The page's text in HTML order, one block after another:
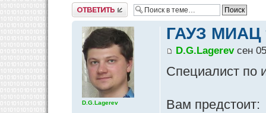
Ответить
ГАУЗ МИАЦ
D.G.Lagerevсен
Специалист по
Вам предстоит:
D.G.Lagerev